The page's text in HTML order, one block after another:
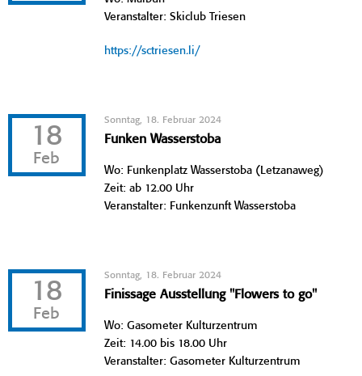
Veranstalter: Skiclub Triesen
https://sctriesen.li/
18
Feb
Sonntag, 18. Februar 2024
Funken Wasserstoba
Wo: Funkenplatz Wasserstoba (Letzanaweg)
Zeit: ab 12.00 Uhr
Veranstalter: Funkenzunft Wasserstoba
18
Feb
Sonntag, 18. Februar 2024
Finissage Ausstellung "Flowers to go"
Wo: Gasometer Kulturzentrum
Zeit: 14.00 bis 18.00 Uhr
Veranstalter: Gasometer Kulturzentrum